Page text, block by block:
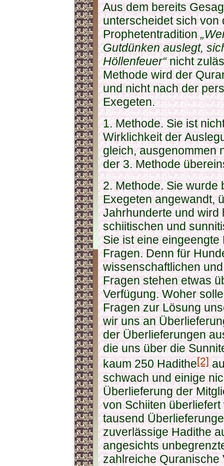
Aus dem bereits
unterscheidet sich von
Prophetentradition
Gutdünken auslegt,
Höllenfeuer“nicht
Methode wird der
und nicht nach der
Exegeten.
1. Methode. Sie ist
Wirklichkeit der
gleich, ausgenommen
der 3. Methode
2. Methode. Sie wurde
Exegeten angewandt,
Jahrhunderte und wird
schiitischen und
Sie ist eine
Fragen. Denn für
wissenschaftlichen
Fragen stehen etwas
Verfügung. Woher
Fragen zur Lösung
wir uns an
der Überlieferungen
die uns über die
kaum 250 Hadithe[2]
schwach und einige
Überlieferung der
von Schiiten
tausend
zuverlässige Hadithe
angesichts
zahlreiche Quranische